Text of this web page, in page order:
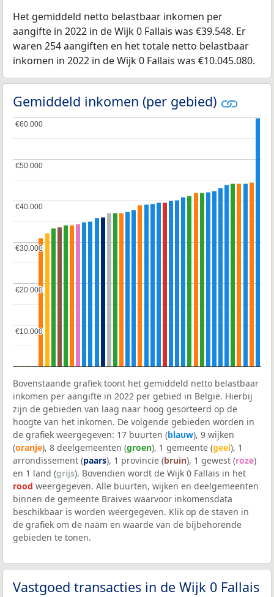
Het gemiddeld netto belastbaar inkomen per
aangifte in 2022 in de Wijk 0 Fallais was €39.548. Er
waren 254 aangiften en het totale netto belastbaar
inkomen in 2022 in de Wijk 0 Fallais was €10.045.080.
Gemiddeld inkomen (per gebied)
€10.000
€10.000
€20.000
€20.000
€30.000
€30.000
€40.000
€40.000
€50.000
€50.000
€60.000
€60.000
Bovenstaande grafiek toont het gemiddeld netto belastbaar
inkomen per aangifte in 2022 per gebied in België. Hierbij
zijn de gebieden van laag naar hoog gesorteerd op de
hoogte van het inkomen. De volgende gebieden worden in
de grafiek weergegeven: 17 buurten (blauw), 9 wijken
(oranje), 8 deelgemeenten (groen), 1 gemeente (geel), 1
arrondissement (paars), 1 provincie (bruin), 1 gewest (roze)
en 1 land (grijs). Bovendien wordt de Wijk 0 Fallais in het
rood weergegeven. Alle buurten, wijken en deelgemeenten
binnen de gemeente Braives waarvoor inkomensdata
beschikbaar is worden weergegeven. Klik op de staven in
de grafiek om de naam en waarde van de bijbehorende
gebieden te tonen.
Vastgoed transacties in de Wijk 0 Fallais